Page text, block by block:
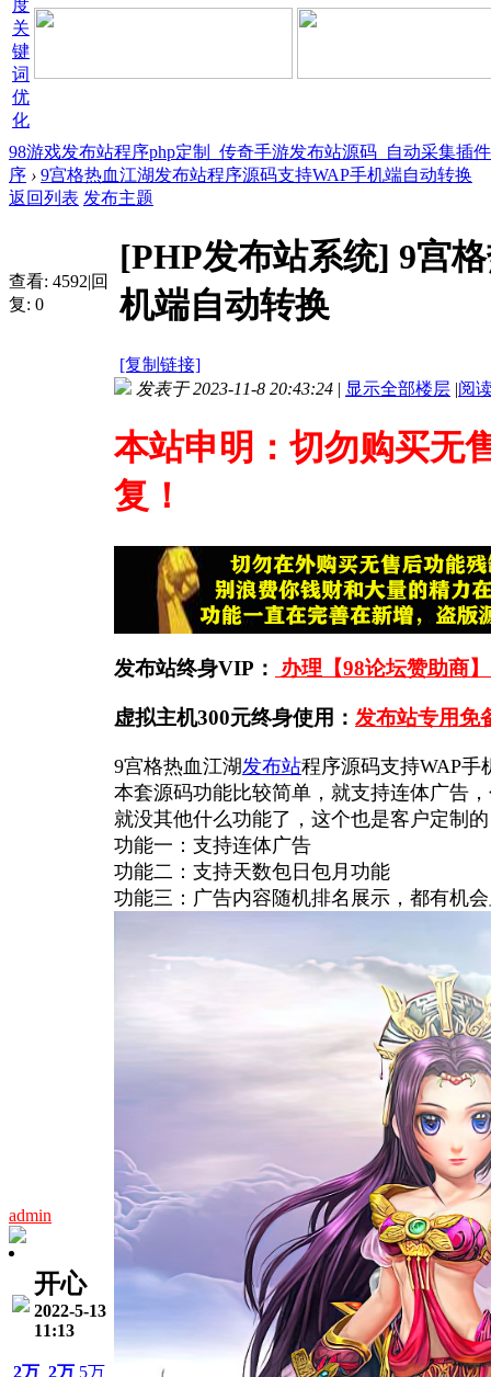
98游戏发布站程序php定制_传奇手游发布站源码_自动采集插
序 › 9宫格热血江湖发布站程序源码支持WAP手机端自动转换
返回列表 发布主题
查看: 4592|回
复: 0
[PHP发布站系统] 9宫
机端自动转换
[复制链接]
admin
开心
2022-5-13
11:13
2万 2万 5万
发表于 2023-11-8 20:43:24 | 显示全部楼层 |阅
本站申明：切勿购买无
复！
发布站终身VIP： 办理【98论坛赞助商
虚拟主机300元终身使用： 发布站专用免
9宫格热血江湖发布站程序源码支持WAP手
本套源码功能比较简单，就支持连体广告
就没其他什么功能了，这个也是客户定制
功能一：支持连体广告
功能二：支持天数包日包月功能
功能三：广告内容随机排名展示， 都有机